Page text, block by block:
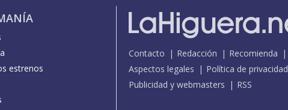
estrenos
Contacto Redacción Recomienda
Aspectos legales
Política de privacidad
Publicidad y webmasters
RSS